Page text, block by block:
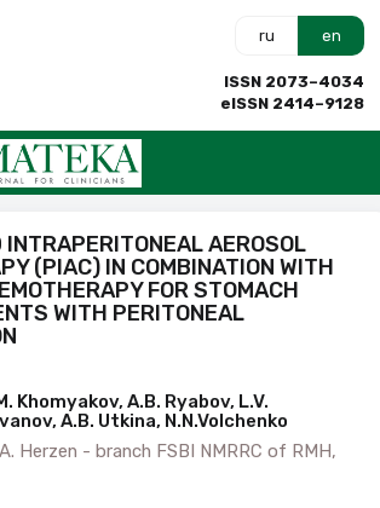
ru en
ISSN 2073–4034
eISSN 2414–9128
AEROSOL
(PIAC) IN COMBINATION WITH
FOR STOMACH
WITH PERITONEAL
Khomyakov, A.B. Ryabov, L.V.
A.B. Utkina, N.N.Volchenko
Herzen - branch FSBI NMRRC of RMH,